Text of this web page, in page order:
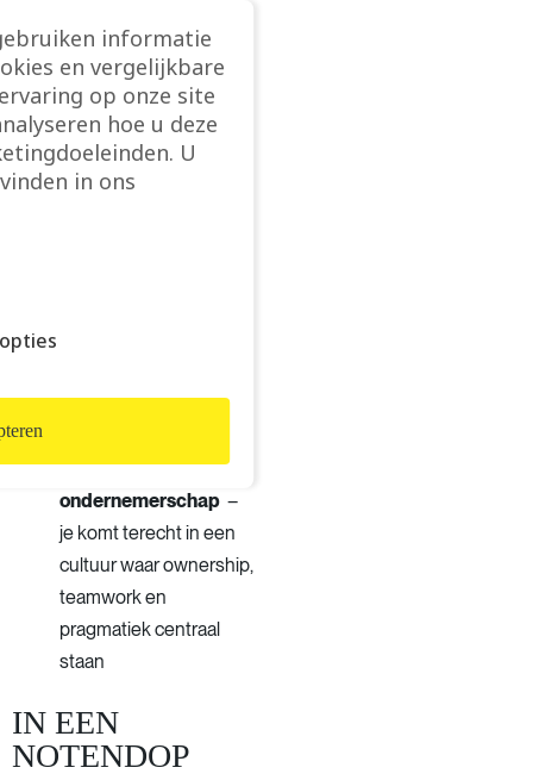
organisatie met sterke
ondersteuning vanuit
Group HR waar je het
HR beleid van de site
kan bepalen.
hospitalisatie – en
Menselijkheid en
ondernemerschap –
je komt terecht in een
cultuur waar ownership,
teamwork en
pragmatiek centraal
staan
IN EEN
NOTENDOP
informatie
en vergelijkbare
op onze site
hoe u deze
U
in ons